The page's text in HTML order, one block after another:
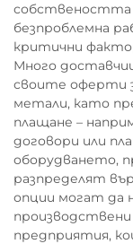
собствеността
безпроблемна
критични
Много
своите оферти
метали, като
плащане –
договори или
оборудването,
разпределят
опции могат да
предприятия,